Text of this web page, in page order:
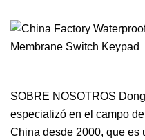
SOBRE NOSOTROS
especializó en el campo
China desde 2000, que es